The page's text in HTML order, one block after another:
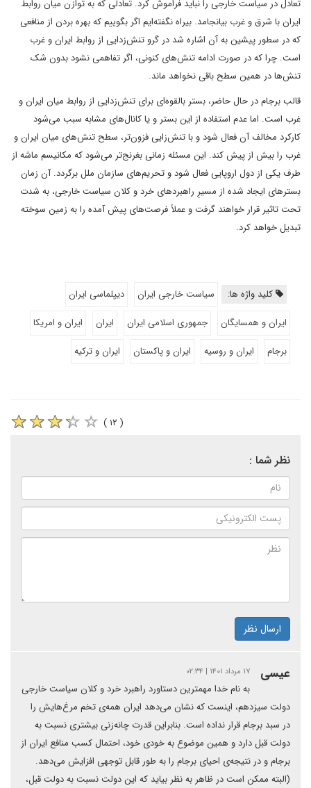
تعادل در سیاست خارجی را نباید فراموش کرد. تعادلی که به توازن میان روابط
ایران با شرق و غرب بیانجامد. بیراه نگفته‌ایم اگر بگوییم که بهره بردن از منافعی
که در سطور پیشین به آن اشاره شد در گرو تنش‌زدایی از روابط ایران و غرب
است. چرا که در صورت ادامه تنش‌های کنونی، اگر تفاهمی نشود بدون شک
تنش‌ها در همین سطح باقی نخواهد ماند.
قالب برجام در حال حاضر، بستر بالقوه‌ای برای تنش‌زدایی از روابط میان ایران و
غرب است. اما عدم استفاده از این بستر و یا کانال‌های مشابه سبب می‌شود
کارکرد مخالف آن فعال شود و با تنش‌زایی فزون‌تر، سطح تنش‌های میان ایران و
غرب را بیش از پیش کند. این مسئله زمانی بغرنج‌تر می‌شود که مکانیسم ماشه از
طرف یکی از دول اروپایی فعال شود و تحریم‌های سازمان ملل برگردد. آن زمان
بسترهای ایجاد شده از مسیرِ راهبردهای خرد و کلان سیاست خارجی، به شدت
تحت تاثیر قرار خواهند گرفت و عملاً فرصت‌های پیش آمده را به زمین سوخته
تبدیل خواهد کرد.
کلید واژه ها: سیاست خارجی ایران
دیپلماسی ایران
ایران و همسایگان
جمهوری اسلامی ایران ایران
ایران و امریکا
برجام
ایران و روسیه ایران و پاکستان ایران و ترکیه
( ۱۲ )
نظر شما :
ارسال نظر
عیسی ۱۷ مرداد ۱۴۰۱ | ۰۲:۳۴
به نام خدا مهمترین دستاورد راهبرد خرد و کلان سیاست خارجی
دولت سیزدهم، اینست که نشان می‌دهد ایران همه‌ی تخم مرغ‌هایش را
در سبد برجام قرار نداده است. بنابراین قدرت چانه‌زنی بیشتری نسبت به
دولت قبل دارد و همین موضوع به خودی خود، احتمال کسب منافع ایران از
برجام و در نتیجه‌ی احیای برجام را به طور قابل توجهی افزایش می‌دهد.
(البته ممکن است در ظاهر به نظر بیاید که این دولت نسبت به دولت قبل،